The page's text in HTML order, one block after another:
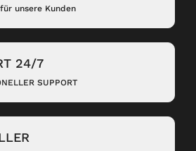
unsere Kunden
24/7
SUPPORT